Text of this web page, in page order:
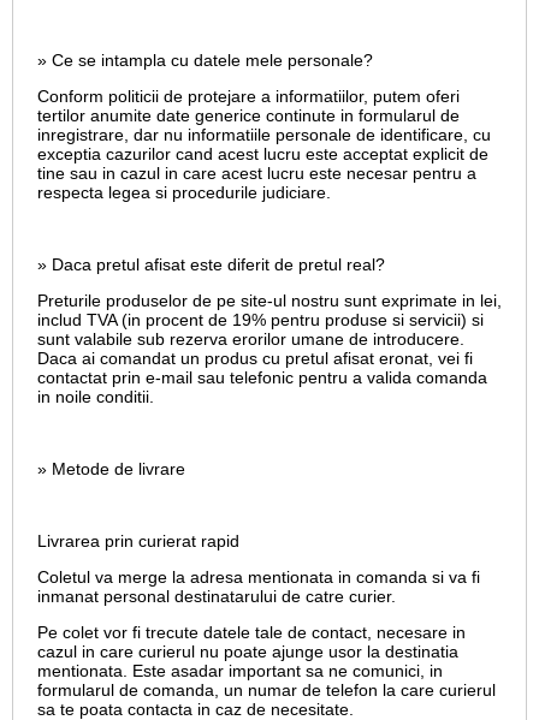
» Ce se intampla cu datele mele personale?
Conform politicii de protejare a informatiilor, putem oferi
tertilor anumite date generice continute in formularul de
inregistrare, dar nu informatiile personale de identificare, cu
exceptia cazurilor cand acest lucru este acceptat explicit de
tine sau in cazul in care acest lucru este necesar pentru a
respecta legea si procedurile judiciare.
» Daca pretul afisat este diferit de pretul real?
Preturile produselor de pe site-ul nostru sunt exprimate in lei,
includ TVA (in procent de 19% pentru produse si servicii) si
sunt valabile sub rezerva erorilor umane de introducere.
Daca ai comandat un produs cu pretul afisat eronat, vei fi
contactat prin e-mail sau telefonic pentru a valida comanda
in noile conditii.
» Metode de livrare
Livrarea prin curierat rapid
Coletul va merge la adresa mentionata in comanda si va fi
inmanat personal destinatarului de catre curier.
Pe colet vor fi trecute datele tale de contact, necesare in
cazul in care curierul nu poate ajunge usor la destinatia
mentionata. Este asadar important sa ne comunici, in
formularul de comanda, un numar de telefon la care curierul
sa te poata contacta in caz de necesitate.